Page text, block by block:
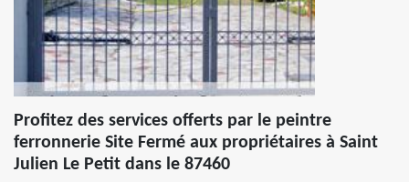
Profitez des services offerts par le peintre
ferronnerie Site Fermé aux propriétaires à Saint
Julien Le Petit dans le 87460